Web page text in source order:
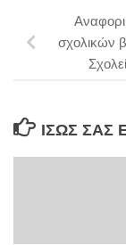
σχολικών
ΊΣΩΣ ΣΑΣ